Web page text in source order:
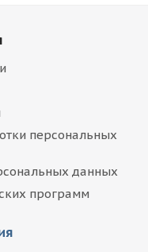
персональных
данных
программ